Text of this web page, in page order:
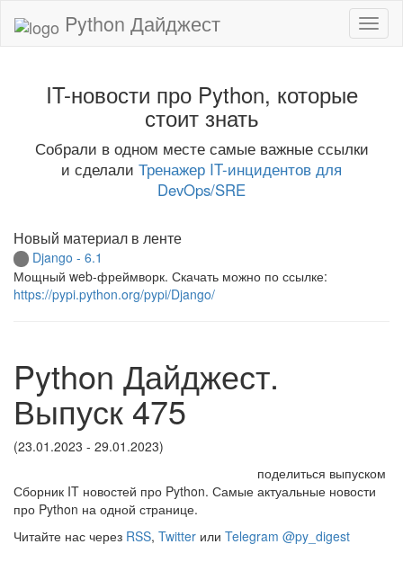
Python Дайджест
IT-новости про Python, которые
стоит знать
Собрали в одном месте самые важные ссылки
и сделали Тренажер IT-инцидентов для
DevOps/SRE
Новый материал в ленте
Django - 6.1
Мощный web-фреймворк. Скачать можно по ссылке:
https://pypi.python.org/pypi/Django/
Python Дайджест.
Выпуск 475
(23.01.2023 - 29.01.2023)
поделиться выпуском
Сборник IT новостей про Python. Самые актуальные новости
про Python на одной странице.
Читайте нас через RSS, Twitter или Telegram @py_digest